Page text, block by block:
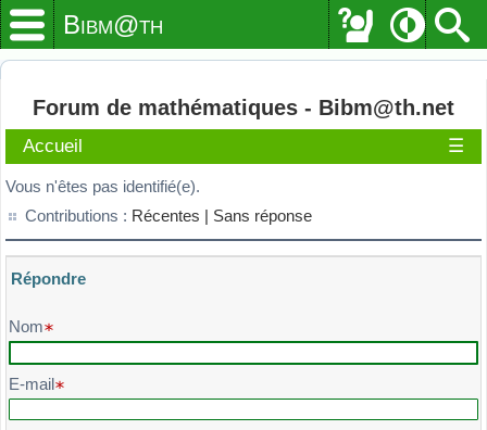
Bibm@th
Forum de mathématiques - Bibm@th.net
Accueil ☰
Vous n'êtes pas identifié(e).
Contributions : Récentes | Sans réponse
Répondre
Veuillez composer votre message et l'envoyer
Nom
E-mail